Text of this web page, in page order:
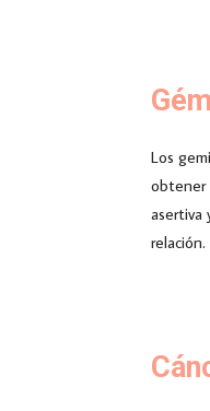
Los
obtener
asertiva
relación.